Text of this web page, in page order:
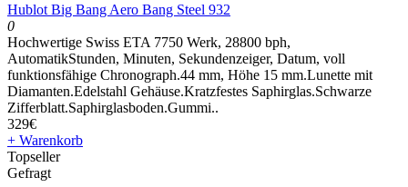
Hublot Big Bang Aero Bang Steel 932
0
Hochwertige Swiss ETA 7750 Werk, 28800 bph,
AutomatikStunden, Minuten, Sekundenzeiger, Datum, voll
funktionsfähige Chronograph.44 mm, Höhe 15 mm.Lunette mit
Diamanten.Edelstahl Gehäuse.Kratzfestes Saphirglas.Schwarze
Zifferblatt.Saphirglasboden.Gummi..
329€
+ Warenkorb
Topseller
Gefragt